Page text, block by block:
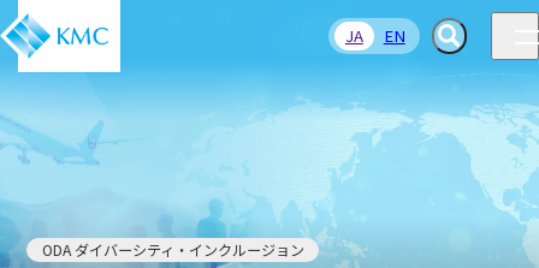
JA EN
ODA ダイバーシティ・インクルージョン